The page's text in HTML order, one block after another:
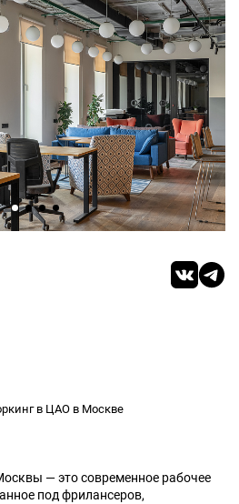
в ЦАО в Москве
— это современное рабочее
под фрилансеров,